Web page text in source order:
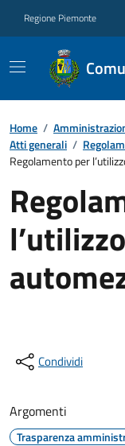
Regione Piemonte
Home /
Atti generali /
Regolamento per
Condividi
Argomenti
Trasparenza